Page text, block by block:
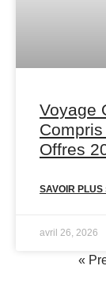
Voyage
Offres
SAVOIR PLUS
avril 26, 2026
«